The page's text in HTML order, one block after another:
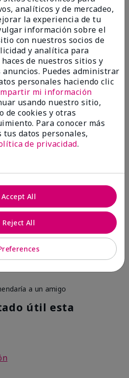
a un amigo
útil esta
Kay Perfect Palette®
well
a un amigo
útil esta
analíticos y de mercadeo,
la experiencia de tu
información sobre el
con nuestros socios de
y analítica para
de nuestros sitios y
Puedes administrar
personales haciendo clic
mi información
usando nuestro sitio,
de cookies y otras
Para conocer más
tus datos personales,
de privacidad.
Reject All
Accept All